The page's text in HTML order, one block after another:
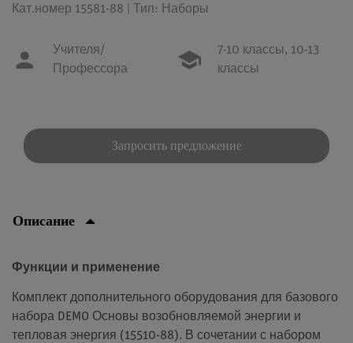
Кат.номер 15581-88 | Тип: Наборы
Учителя/
Профессора
7-10 классы, 10-13
классы
Запросить предложение
Описание
Функции и применение
Комплект дополнительного оборудования для базового
набора DEMO Основы возобновляемой энергии и
тепловая энергия (15510-88). В сочетании с набором